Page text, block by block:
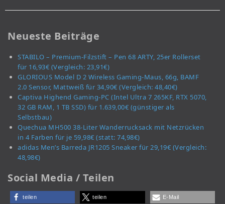
Neueste Beiträge
STABILO – Premium-Filzstift – Pen 68 ARTY, 25er Rollerset
für 16,93€ (Vergleich: 23,91€)
GLORIOUS Model D 2 Wireless Gaming-Maus, 66g, BAMF
2.0 Sensor, Mattweiß für 34,90€ (Vergleich: 48,40€)
Captiva Highend Gaming-PC (Intel Ultra 7 265KF, RTX 5070,
32 GB RAM, 1 TB SSD) für 1.639,00€ (günstiger als
Selbstbau)
Quechua MH500 38-Liter Wanderrucksack mit Netzrücken
in 4 Farben für je 59,98€ (statt: 74,98€)
adidas Men’s Barreda JR1205 Sneaker für 29,19€ (Vergleich:
48,98€)
Social Media / Teilen
teilen teilen E-Mail